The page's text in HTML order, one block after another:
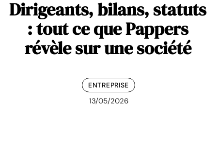
Dirigeants, bilans, statuts
: tout ce que Pappers
révèle sur une société
ENTREPRISE
13/05/2026